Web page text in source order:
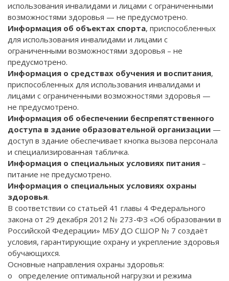
использования инвалидами и лицами с ограниченными
возможностями здоровья — не предусмотрено.
Информация об объектах спорта, приспособленных
для использования инвалидами и лицами с
ограниченными возможностями здоровья – не
предусмотрено.
Информация о средствах обучения и воспитания,
приспособленных для использования инвалидами и
лицами с ограниченными возможностями здоровья —
не предусмотрено.
Информация об обеспечении беспрепятственного
доступа в здание образовательной организации —
доступ в здание обеспечивает кнопка вызова персонала
и специализированная табличка.
Информация о специальных условиях питания –
питание не предусмотрено.
Информация о специальных условиях охраны
здоровья.
В соответствии со статьей 41 главы 4 Федерального
закона от 29 декабря 2012 № 273-ФЗ «Об образовании в
Российской Федерации» МБУ ДО СШОР № 7 создаёт
условия, гарантирующие охрану и укрепление здоровья
обучающихся.
Основные направления охраны здоровья:
o определение оптимальной нагрузки и режима